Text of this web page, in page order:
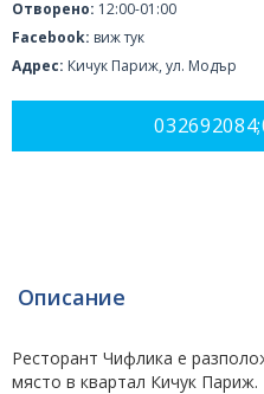
Отворено: 12:00-01:00
Facebook: виж тук
Адрес: Кичук Париж, ул. Модър
Описание
Ресторант Чифлика е
място в квартал Кичук Париж.